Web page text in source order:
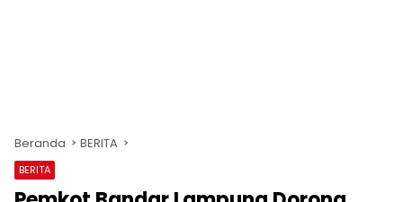
Beranda BERITA
BERITA